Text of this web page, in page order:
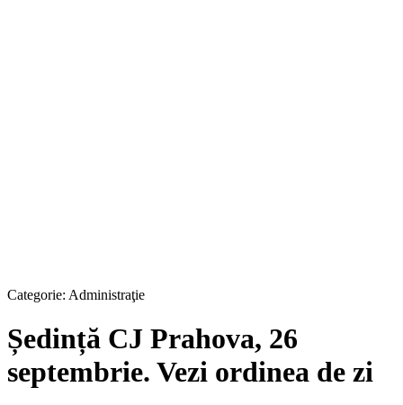
Categorie: Administraţie
Ședință CJ Prahova, 26
septembrie. Vezi ordinea de zi